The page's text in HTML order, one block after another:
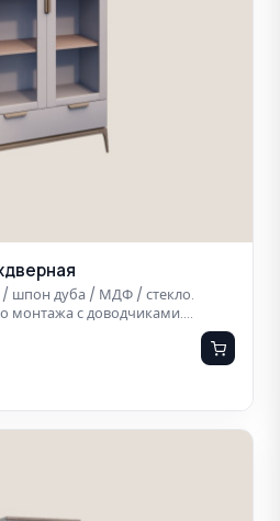
/ шпон дуба / МДФ / стекло.
монтажа с доводчиками.…